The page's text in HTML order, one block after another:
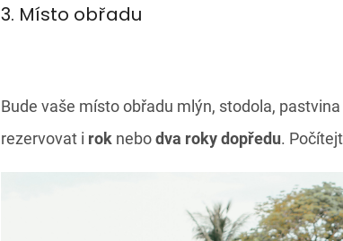
3. Místo obřadu
Bude vaše místo obřadu mlýn, stodola,
rezervovat i rok nebodva roky dopředu.